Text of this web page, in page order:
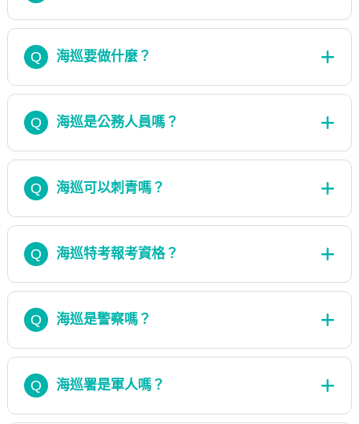
Q 海巡要做什麼？
Q 海巡是公務人員嗎？
Q 海巡可以刺青嗎？
Q 海巡特考報考資格？
Q 海巡是警察嗎？
Q 海巡署是軍人嗎？